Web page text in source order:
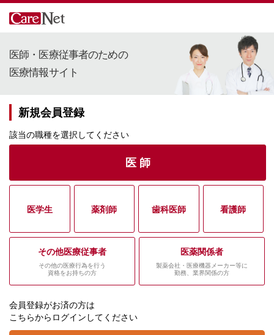
医師・医療従事者のための
医療情報サイト
新規会員登録
該当の職種を選択してください
医 師
医学生 薬剤師 歯科医師 看護師
その他医療従事者
その他の医療行為を行う
資格をお持ちの方
医薬関係者
製薬会社・医療機器メーカー等に
勤務、業界関係の方
会員登録がお済の方は
こちらからログインしてください